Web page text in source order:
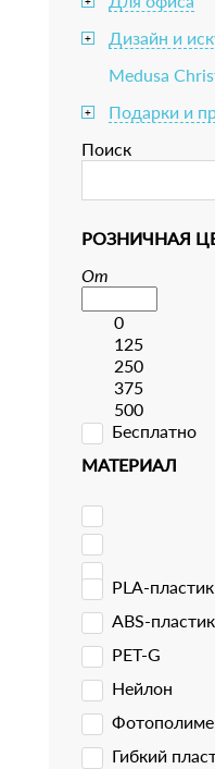
+
Дизайн и
Medusa
+
Подарки и
Поиск
РОЗНИЧНАЯ
От
0
125
250
375
500
Бесплатно
МАТЕРИАЛ
PLA-пластик
ABS-пластик
PET-G
Нейлон
Гибкий